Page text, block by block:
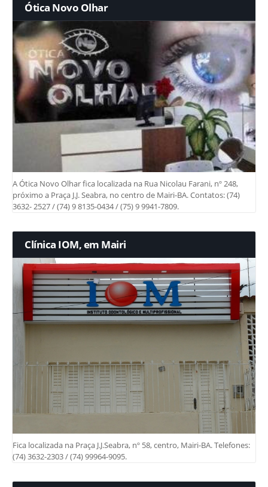
Ótica Novo Olhar
A Ótica Novo Olhar fica localizada na Rua Nicolau Farani, nº 248,
próximo a Praça J.J. Seabra, no centro de Mairi-BA. Contatos: (74)
3632- 2527 / (74) 9 8135-0434 / (75) 9 9941-7809.
Clínica IOM, em Mairi
Fica localizada na Praça J.J.Seabra, nº 58, centro, Mairi-BA. Telefones:
(74) 3632-2303 / (74) 99964-9095.